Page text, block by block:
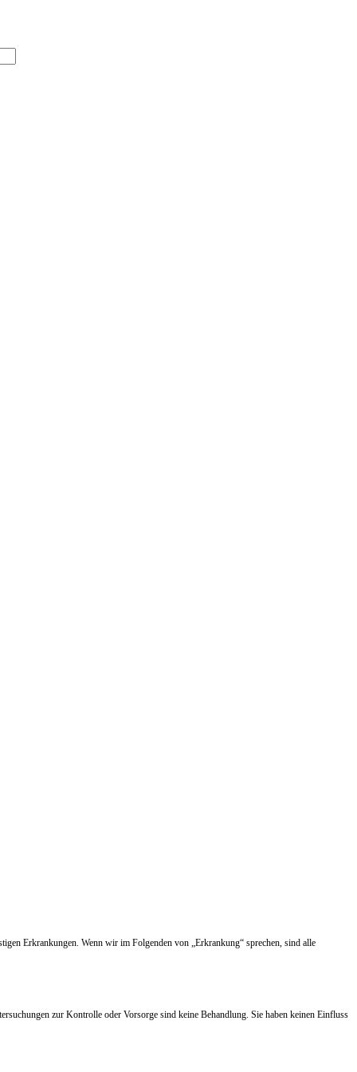
Erkrankungen. Wenn wir im Folgenden von „Erkrankung“ sprechen, sind alle
zur Kontrolle oder Vorsorge sind keine Behandlung. Sie haben keinen Einfluss